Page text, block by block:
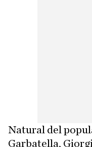
Natural del
Garbatella,